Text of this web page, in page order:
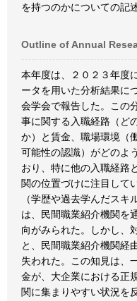
を持つのかについての記
Outline of Annual
本年度は、２０２３年度
ータを用いた分析結果に
会学会で報告した。この
事に関する入職経路（ど
か）と賃金、職場環境（
可能性の認識）がどのよ
おり、特に他の入職経路
関の位置づけに注目して
（学歴や過去学んだスキ
は、民間職業紹介機関を
向がみられた。しかし、
と、民間職業紹介機関経
失われた。この知見は、
金が、大企業における正
関に集まりやすい状況を